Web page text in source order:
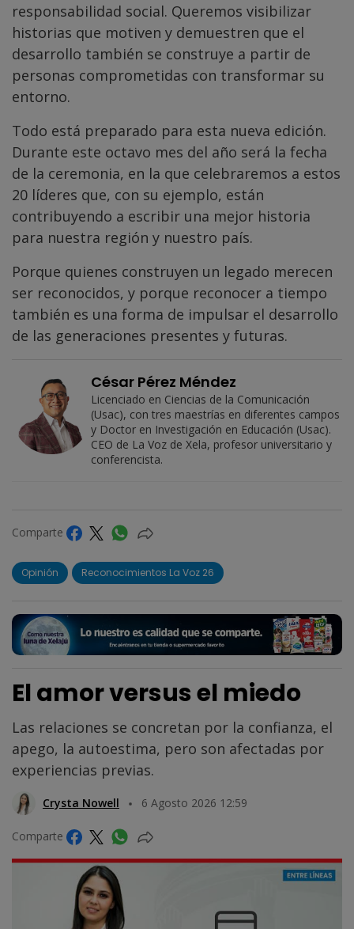
responsabilidad social. Queremos visibilizar
historias que motiven y demuestren que el
desarrollo también se construye a partir de
personas comprometidas con transformar su
entorno.
Todo está preparado para esta nueva edición.
Durante este octavo mes del año será la fecha
de la ceremonia, en la que celebraremos a estos
20 líderes que, con su ejemplo, están
contribuyendo a escribir una mejor historia
para nuestra región y nuestro país.
Porque quienes construyen un legado merecen
ser reconocidos, y porque reconocer a tiempo
también es una forma de impulsar el desarrollo
de las generaciones presentes y futuras.
César Pérez Méndez
Licenciado en Ciencias de la Comunicación
(Usac), con tres maestrías en diferentes campos
y Doctor en Investigación en Educación (Usac).
CEO de La Voz de Xela, profesor universitario y
conferencista.
Comparte
Opinión Reconocimientos La Voz 26
El amor versus el miedo
Las relaciones se concretan por la confianza, el
apego, la autoestima, pero son afectadas por
experiencias previas.
Crysta Nowell 6 Agosto 2026 12:59
Comparte